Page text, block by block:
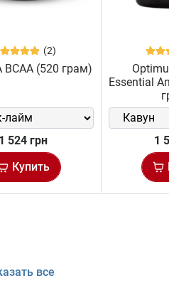
(2)
BCAA (520 грам)
1 524 грн
Купить
Essential
1
все